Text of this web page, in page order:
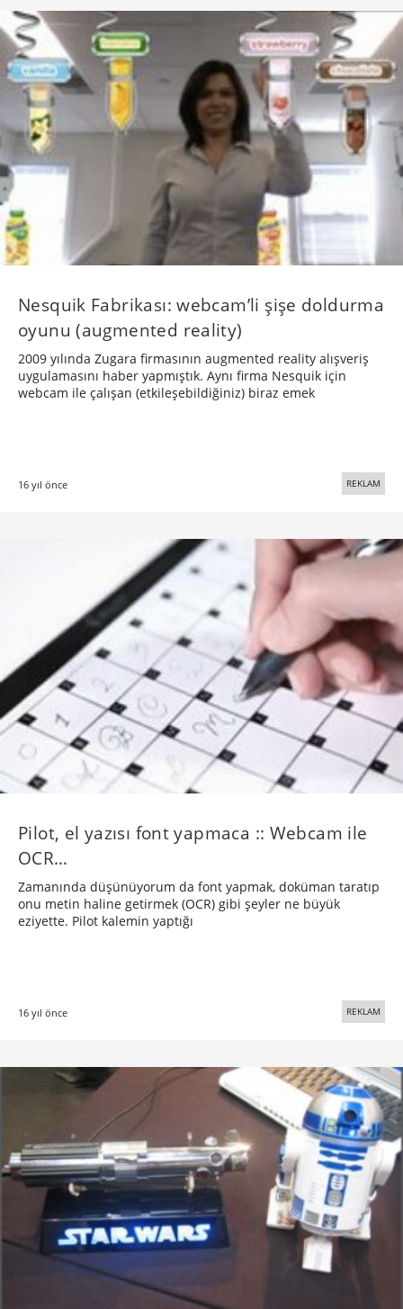
Nesquik Fabrikası: webcam’li şişe doldurma
oyunu (augmented reality)
2009 yılında Zugara firmasının augmented reality alışveriş
uygulamasını haber yapmıştık. Aynı firma Nesquik için
webcam ile çalışan (etkileşebildiğiniz) biraz emek
16 yıl önce REKLAM
Pilot, el yazısı font yapmaca :: Webcam ile
OCR…
Zamanında düşünüyorum da font yapmak, doküman taratıp
onu metin haline getirmek (OCR) gibi şeyler ne büyük
eziyette. Pilot kalemin yaptığı
16 yıl önce REKLAM